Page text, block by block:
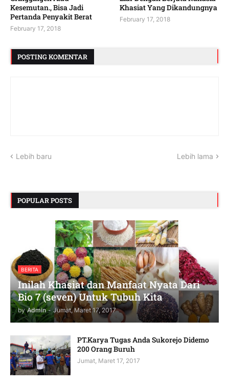
Kesemutan., Bisa Jadi
Pertanda Penyakit Berat
February 17, 2018
Khasiat Yang Dikandungnya
February 17, 2018
POSTING KOMENTAR
Lebih baru Lebih lama
POPULAR POSTS
BERITA
Inilah Khasiat dan Manfaat Nyata Dari
Bio 7 (seven) Untuk Tubuh Kita
by Admin - Jumat, Maret 17, 2017
PT.Karya Tugas Anda Sukorejo Didemo
200 Orang Buruh
Jumat, Maret 17, 2017